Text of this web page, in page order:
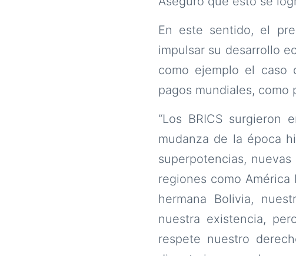
En este sentido, el
impulsar su desarrollo
como ejemplo el caso
pagos mundiales,
“Los BRICS
mudanza de la época
superpotencias,
regiones como
hermana Bolivia,
nuestra existencia,
respete nuestro